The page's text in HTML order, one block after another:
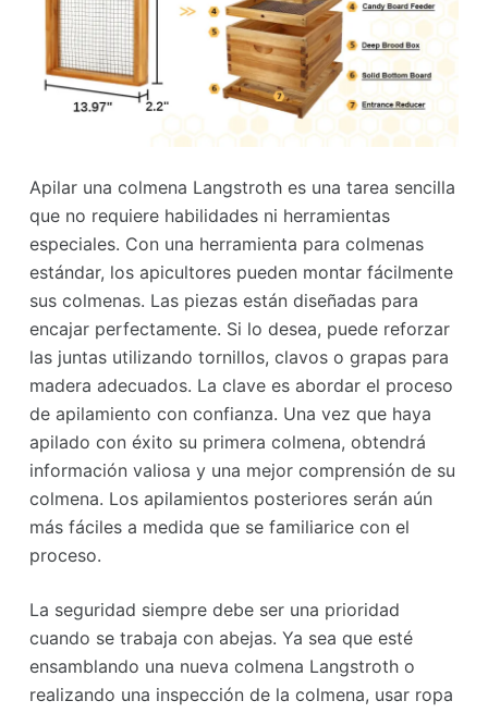
Apilar una colmena Langstroth es una tarea sencilla
que no requiere habilidades ni herramientas
especiales. Con una herramienta para colmenas
estándar, los apicultores pueden montar fácilmente
sus colmenas. Las piezas están diseñadas para
encajar perfectamente. Si lo desea, puede reforzar
las juntas utilizando tornillos, clavos o grapas para
madera adecuados. La clave es abordar el proceso
de apilamiento con confianza. Una vez que haya
apilado con éxito su primera colmena, obtendrá
información valiosa y una mejor comprensión de su
colmena. Los apilamientos posteriores serán aún
más fáciles a medida que se familiarice con el
proceso.
La seguridad siempre debe ser una prioridad
cuando se trabaja con abejas. Ya sea que esté
ensamblando una nueva colmena Langstroth o
realizando una inspección de la colmena, usar ropa